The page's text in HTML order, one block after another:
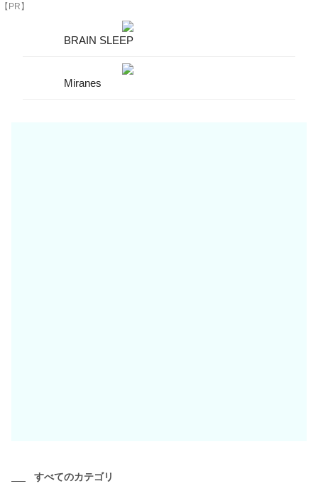
【PR】
BRAIN SLEEP
Miranes
すべてのカテゴリ